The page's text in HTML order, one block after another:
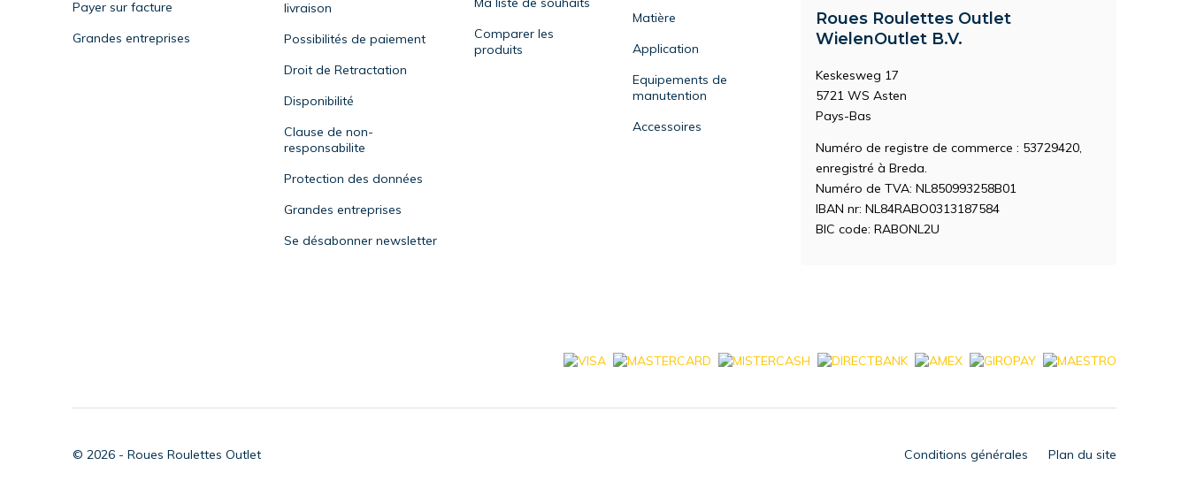
Payer sur facture
Grandes entreprises
livraison
Possibilités de paiement
Droit de Retractation
Disponibilité
Clause de non-
responsabilite
Protection des données
Grandes entreprises
Se désabonner newsletter
Comparer les
produits
Matière
Application
Equipements de
manutention
Accessoires
Roues Roulettes Outlet
WielenOutlet B.V.
Keskesweg 17
5721 WS Asten
Pays-Bas
Numéro de registre de commerce : 53729420,
enregistré à Breda.
Numéro de TVA: NL850993258B01
IBAN nr: NL84RABO0313187584
BIC code: RABONL2U
© 2026 - Roues Roulettes Outlet Conditions générales Plan du site